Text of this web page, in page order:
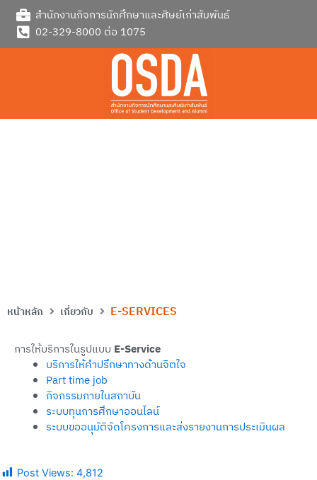
content
สำนักงานกิจการนักศึกษาและศิษย์เก่าสัมพันธ์
02-329-8000 ต่อ 1075
หน้าหลัก เกี่ยวกับ E-SERVICES
การให้บริการในรูปแบบ E-Service
บริการให้คำปรึกษาทางด้านจิตใจ
Part time job
กิจกรรมภายในสถาบัน
ระบบทุนการศึกษาออนไลน์
ระบบขออนุมัติจัดโครงการและส่งรายงานการประเมินผล
Post Views: 4,812